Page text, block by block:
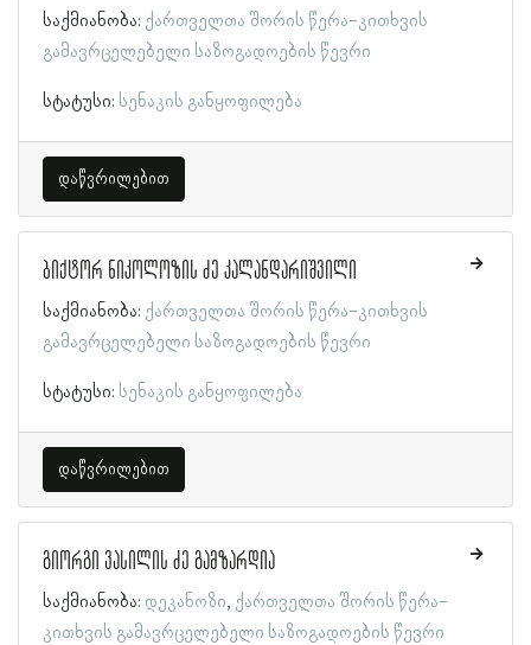
საქმიანობა: ქართველთა შორის წერა-კითხვის
გამავრცელებელი საზოგადოების წევრი
სტატუსი: სენაკის განყოფილება
დაწვრილებით
ბიქტორ ნიკოლოზის ძე კალანდარიშვილი
საქმიანობა: ქართველთა შორის წერა-კითხვის
გამავრცელებელი საზოგადოების წევრი
სტატუსი: სენაკის განყოფილება
დაწვრილებით
გიორგი ვასილის ძე გამზარდია
საქმიანობა: დეკანოზი ქართველთა შორის წერა-
კითხვის გამავრცელებელი საზოგადოების წევრი